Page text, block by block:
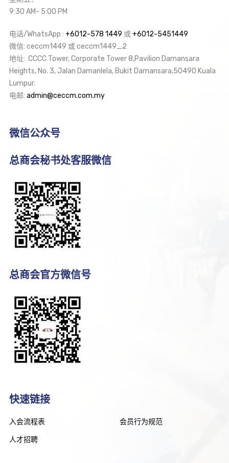
9:30 AM- 5:00 PM
电话/WhatsApp : +6012-578 1449 或+6012-5451449
微信: ceccm1449 或 ceccm1449_2
地址: CCCC Tower, Corporate Tower 8,Pavilion Damansara
Heights, No. 3, Jalan Damanlela, Bukit Damansara,50490 Kuala
Lumpur.
电邮: admin@ceccm.com.my
微信公众号
总商会秘书处客服微信
总商会官方微信号
快速链接
入会流程表 会员行为规范
人才招聘